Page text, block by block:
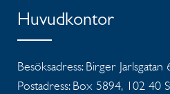
Huvudkontor
Besöksadress: Birger Jarlsgatan
Postadress: Box 5894, 102 40